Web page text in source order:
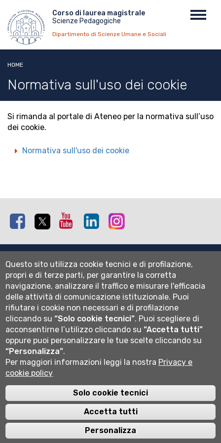
contenuto
principale
Menu
top
Corso di laurea magistrale
Scienze Pedagogiche
Dipartimento di Scienze Umane e Sociali
HOME
Normativa sull'uso dei cookie
Si rimanda al portale di Ateneo per la normativa sull’uso
dei cookie.
Normativa sull'uso dei cookie
Facebook Twitter Youtube Linkedin
Mappa del sito
Normativa cookie
Informativa privacy
Cookie settings
Wi-fi
Webmail
Università degli studi di Bergamo
Cod. Fiscale 80004350163
P.IVA 01612800167
Centralino 035 2052111
Questo sito utilizza cookie tecnici e di profilazione,
propri e di terze parti, per garantire la corretta
navigazione, analizzare il traffico e misurare l'efficacia
delle attività di comunicazione istituzionale. Puoi
rifiutare i cookie non necessari e di profilazione
cliccando su“Solo cookie tecnici”. Puoi scegliere di
acconsentirne l’utilizzo cliccando su“Accetta tutti”
oppure puoi personalizzare le tue scelte cliccando su
“Personalizza”.
Per maggiori informazioni leggi la nostra Privacy e
cookie policy
Solo cookie tecnici
Accetta tutti
Personalizza